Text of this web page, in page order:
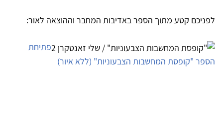
לפניכם קטע מתוך הספר באדיבות המחבר וההוצאה לאור:
פתיחת
הספר "קופסת המחשבות הצבעוניות" (ללא איור)